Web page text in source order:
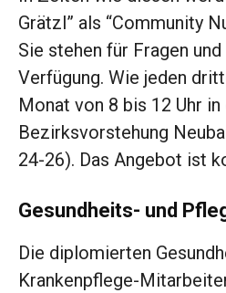
Grätzl” als “Community
Sie stehen für Fragen
Verfügung. Wie jeden
Monat von 8 bis 12 Uhr in
Bezirksvorstehung
24-26). Das Angebot ist
Gesundheits- und
Die diplomierten
Krankenpflege-